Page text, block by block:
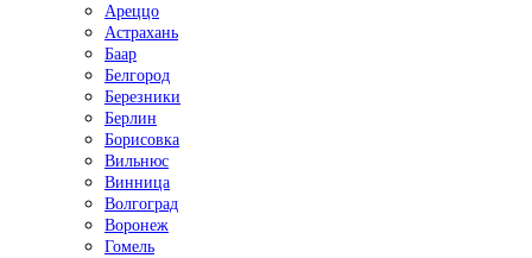
Ареццо
Астрахань
Баар
Белгород
Березники
Берлин
Борисовка
Вильнюс
Винница
Волгоград
Воронеж
Гомель